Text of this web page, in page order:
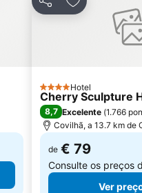
PartilharAdicionar
4 Estrelas
Hotel
Cherry Sculpture
8,7 Excelente (1.766
Covilhã, a 13.7 km de
de € 79
Consulte os preços
Ver